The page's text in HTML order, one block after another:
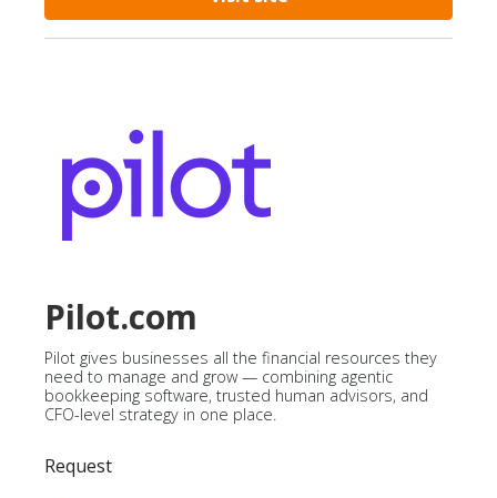
Pilot.com
Pilot gives businesses all the financial resources they
need to manage and grow — combining agentic
bookkeeping software, trusted human advisors, and
CFO-level strategy in one place.
Request